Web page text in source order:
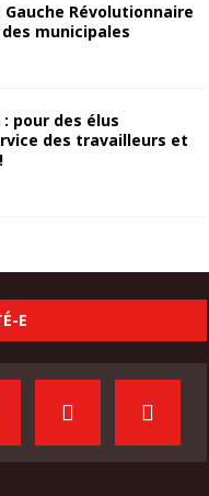
Révolutionnaire
municipales
pour des élus
des travailleurs et
E